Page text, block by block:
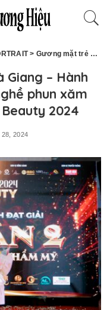
> Gương mặt trẻ> Á
Giang – Hành
phun xăm
2024
2024